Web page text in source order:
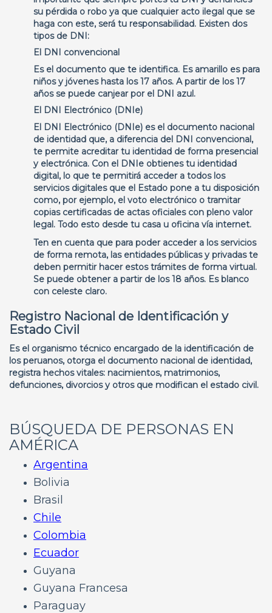
su pérdida o robo ya que cualquier acto ilegal que se
haga con este, será tu responsabilidad. Existen dos
tipos de DNI:
El DNI convencional
Es el documento que te identifica. Es amarillo es para
niños y jóvenes hasta los 17 años. A partir de los 17
años se puede canjear por el DNI azul.
El DNI Electrónico (DNIe)
El DNI Electrónico (DNIe) es el documento nacional
de identidad que, a diferencia del DNI convencional,
te permite acreditar tu identidad de forma presencial
y electrónica. Con el DNIe obtienes tu identidad
digital, lo que te permitirá acceder a todos los
servicios digitales que el Estado pone a tu disposición
como, por ejemplo, el voto electrónico o tramitar
copias certificadas de actas oficiales con pleno valor
legal. Todo esto desde tu casa u oficina vía internet.
Ten en cuenta que para poder acceder a los servicios
de forma remota, las entidades públicas y privadas te
deben permitir hacer estos trámites de forma virtual.
Se puede obtener a partir de los 18 años. Es blanco
con celeste claro.
Registro Nacional de Identificación y
Estado Civil
Es el organismo técnico encargado de la identificación de
los peruanos, otorga el documento nacional de identidad,
registra hechos vitales: nacimientos, matrimonios,
defunciones, divorcios y otros que modifican el estado civil.
BÚSQUEDA DE PERSONAS EN
AMÉRICA
Argentina
Bolivia
Brasil
Chile
Colombia
Ecuador
Guyana
Guyana Francesa
Paraguay